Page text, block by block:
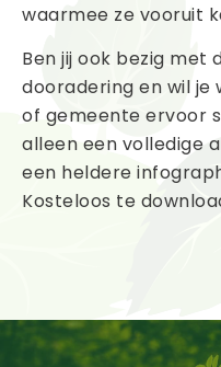
waarmee ze vooruit
Ben jij ook bezig met
dooradering en wil je
of gemeente ervoor
alleen een volledige
een heldere
Kosteloos te